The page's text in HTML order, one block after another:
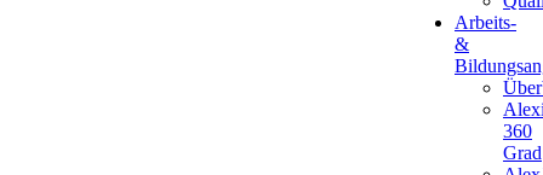
Arbeits-
&
360
Grad